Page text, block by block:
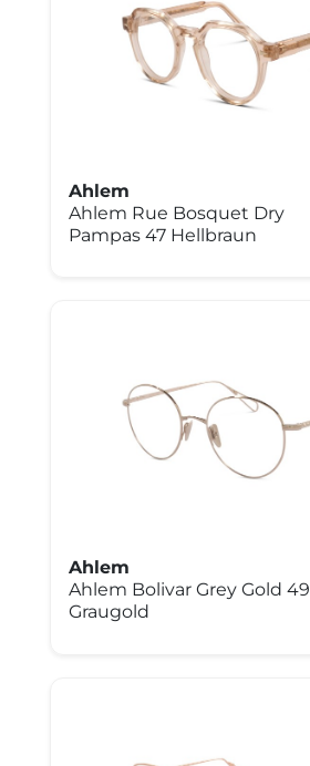
Ahlem
Ahlem Rue Bosquet Dry
Pampas 47 Hellbraun
Ahlem
Ahlem Bolivar Grey Gold 49
Graugold